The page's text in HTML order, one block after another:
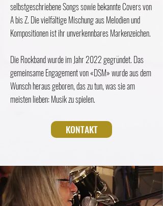
selbstgeschriebene Songs sowie bekannte Covers von
A bis Z. Die vielfältige Mischung aus Melodien und
Kompositionen ist ihr unverkennbares Markenzeichen.
Die Rockband wurde im Jahr 2022 gegründet. Das
gemeinsame Engagement von «DSM» wurde aus dem
Wunsch heraus geboren, das zu tun, was sie am
meisten lieben: Musik zu spielen.
KONTAKT